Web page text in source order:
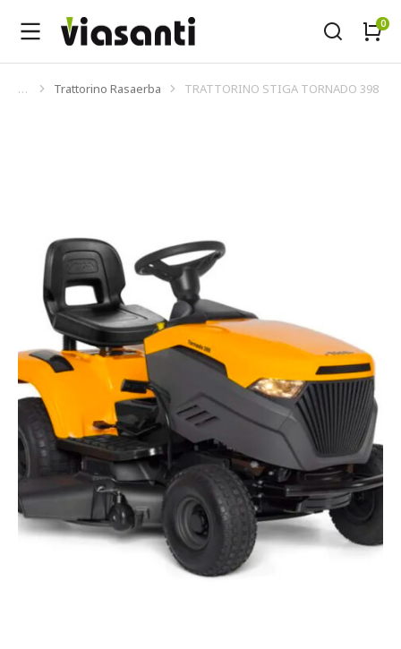
Tu sei qui:Trattorino Rasaerba TRATTORINO STIGA TORNADO 398